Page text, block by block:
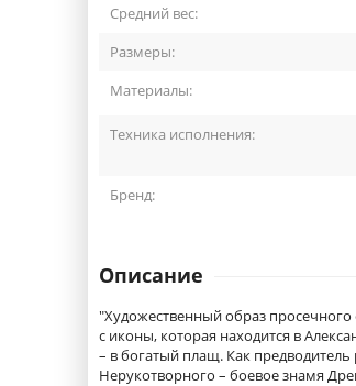
Средний вес:
Размеры:
Материалы:
Техника исполнения:
Бренд:
Описание
"Художественный образ просечного
с иконы, которая находится в
– в богатый плащ. Как
Нерукотворного – боевое знамя